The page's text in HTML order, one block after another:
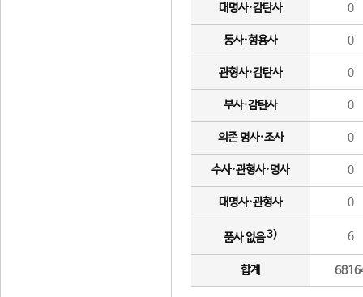
대명사·감탄사 0
동사·형용사 0
관형사·감탄사 0
부사·감탄사 0
의존 명사·조사 0
수사·관형사·명사 0
대명사·관형사 0
품사 없음3) 6
합계